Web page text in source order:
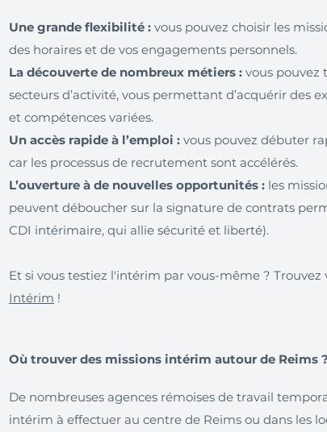
Une grande flexibilité : vous pouvez choisir les
des horaires et de vos engagements personnels.
La découverte de nombreux métiers : vous pouvez
secteurs d’activité, vous permettant d’acquérir des
et compétences variées.
Un accès rapide à l’emploi : vous pouvez débuter
car les processus de recrutement sont accélérés.
L’ouverture à de nouvelles opportunités : les
peuvent déboucher sur la signature de contrats
CDI intérimaire, qui allie sécurité et liberté).
Et si vous testiez l'intérim par vous-même ? Trouvez
Intérim !
Où trouver des missions intérim autour de Reims ?
De nombreuses agences rémoises de travail
intérim à effectuer au centre de Reims ou dans les